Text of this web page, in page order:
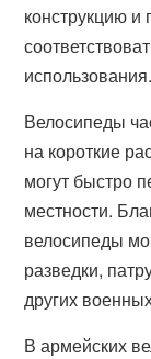
конструкцию и
использования.
Велосипеды
на короткие
могут быстро
местности.
велосипеды
разведки,
других
В армейских